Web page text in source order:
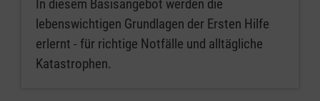
In diesem Basisangebot werden die
lebenswichtigen Grundlagen der Ersten Hilfe
erlernt - für richtige Notfälle und alltägliche
Katastrophen.